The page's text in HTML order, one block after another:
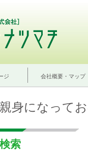
ジ 会社概要・マップ
親身になって
索